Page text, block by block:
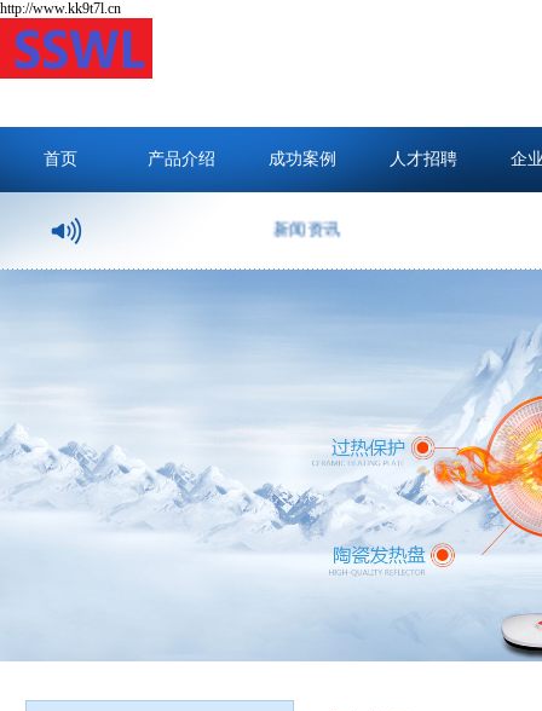
http://www.kk9t7l.cn
首页 产品介绍 成功案例 人才招聘 企
新闻资讯